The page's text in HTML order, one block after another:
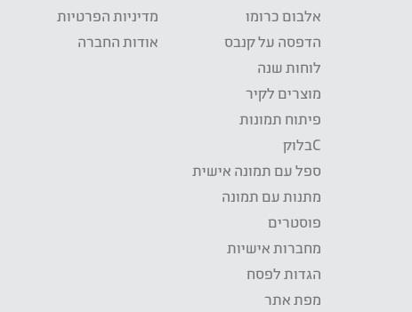
אלבום כרומו
הדפסה על קנבס
לוחות שנה
מוצרים לקיר
פיתוח תמונות
Cבלוק
ספל עם תמונה אישית
מתנות עם תמונה
פוסטרים
מחברות אישיות
הגדות לפסח
מפת אתר
מדיניות הפרטיות
אודות החברה